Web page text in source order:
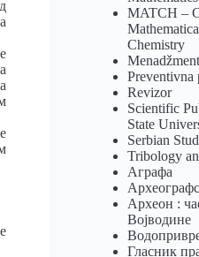
MATCH –
Chemistry
Preventivna
Revizor
Scientific
State
Serbian
Tribology
Аграфа
Археон :
Војводине
Гласник